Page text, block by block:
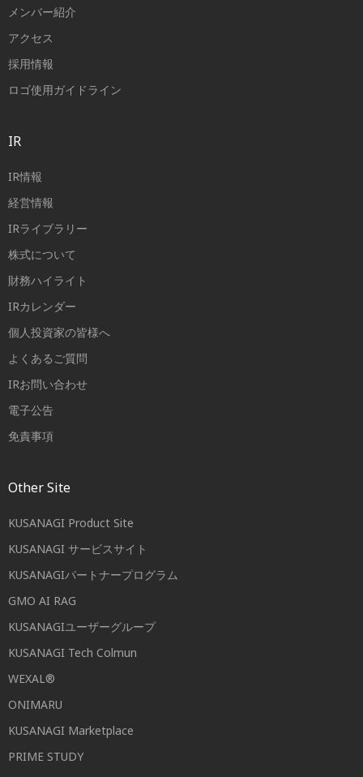
メンバー紹介
アクセス
採用情報
ロゴ使用ガイドライン
IR
IR情報
経営情報
IRライブラリー
株式について
財務ハイライト
IRカレンダー
個人投資家の皆様へ
よくあるご質問
IRお問い合わせ
電子公告
免責事項
Other Site
KUSANAGI Product Site
KUSANAGI サービスサイト
KUSANAGIパートナープログラム
GMO AI RAG
KUSANAGIユーザーグループ
KUSANAGI Tech Colmun
WEXAL®
ONIMARU
KUSANAGI Marketplace
PRIME STUDY